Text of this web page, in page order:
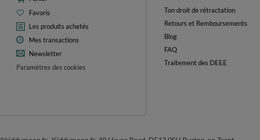
Favoris
Les produits achetés
Mes transactions
Newsletter
Paramètres des cookies
Ton droit de rétractation
Retours et Remboursements
Blog
FAQ
Traitement des DEEE